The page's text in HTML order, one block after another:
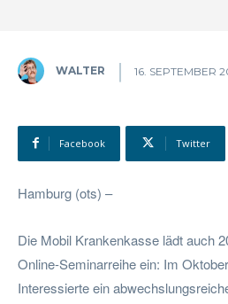
WALTER 16. SEPTEMBER
Facebook Twitter
Hamburg (ots) –
Die Mobil Krankenkasse lädt auch
Online-Seminarreihe ein: Im
Interessierte ein